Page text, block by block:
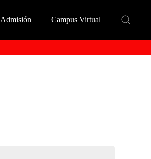
Admisión Campus Virtual